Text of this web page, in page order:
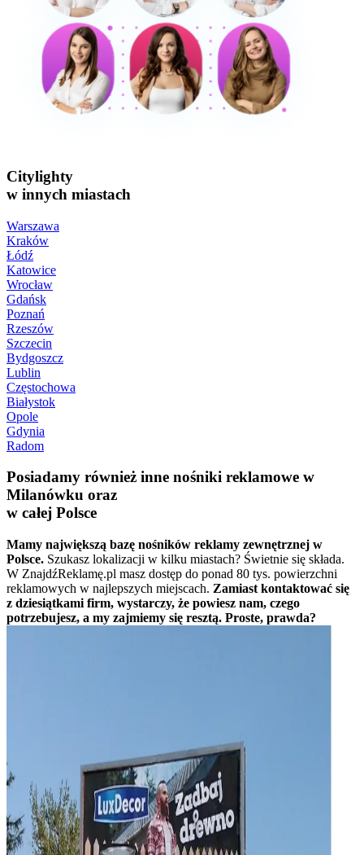
Citylighty
w innych miastach
Warszawa
Kraków
Łódź
Katowice
Wrocław
Gdańsk
Poznań
Rzeszów
Szczecin
Bydgoszcz
Lublin
Częstochowa
Białystok
Opole
Gdynia
Radom
Posiadamy również inne nośniki reklamowe w
Milanówku oraz
w całej Polsce
Mamy największą bazę nośników reklamy zewnętrznej w
Polsce. Szukasz lokalizacji w kilku miastach? Świetnie się składa.
W ZnajdźReklamę.pl masz dostęp do ponad 80 tys. powierzchni
reklamowych w najlepszych miejscach. Zamiast kontaktować się
z dziesiątkami firm, wystarczy, że powiesz nam, czego
potrzebujesz, a my zajmiemy się resztą. Proste, prawda?